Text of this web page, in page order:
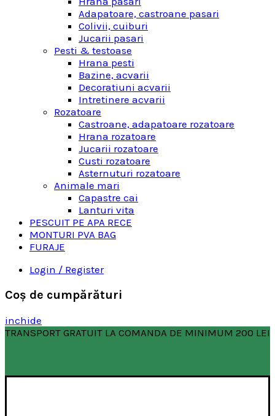
Adapatoare, castroane pasari
Colivii, cuiburi
Jucarii pasari
Pesti & testoase
Hrana pesti
Bazine, acvarii
Decoratiuni acvarii
Intretinere acvarii
Rozatoare
Castroane, adapatoare rozatoare
Hrana rozatoare
Jucarii rozatoare
Custi rozatoare
Asternuturi rozatoare
Animale mari
Capastre cai
Lanturi vita
PESCUIT PE APA RECE
MONTURI PVA BAG
FURAJE
Login / Register
Coş de cumpărături
inchide
TRANSPORT GRATUIT LA COMANDA DE MINIMUM 200 LEI